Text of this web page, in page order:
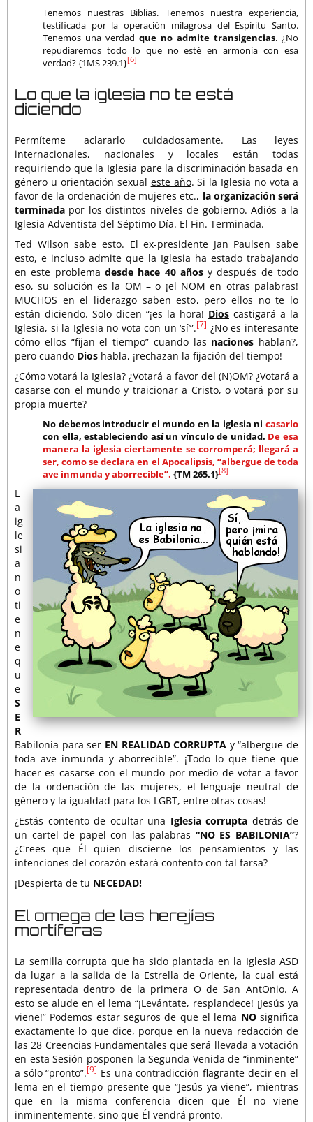
Tenemos nuestras Biblias. Tenemos nuestra experiencia,
testificada por la operación milagrosa del Espíritu Santo.
Tenemos una verdad que no admite transigencias. ¿No
repudiaremos todo lo que no esté en armonía con esa
verdad? {1MS 239.1}[6]
Lo que la iglesia no te está
diciendo
Permíteme aclararlo cuidadosamente. Las leyes
internacionales, nacionales y locales están todas
requiriendo que la Iglesia pare la discriminación basada en
género u orientación sexual este año. Si la Iglesia no vota a
favor de la ordenación de mujeres etc., la organización será
terminada por los distintos niveles de gobierno. Adiós a la
Iglesia Adventista del Séptimo Día. El Fin. Terminada.
Ted Wilson sabe esto. El ex-presidente Jan Paulsen sabe
esto, e incluso admite que la Iglesia ha estado trabajando
en este problema desde hace 40 añosy después de todo
eso, su solución es la OM – o ¡el NOM en otras palabras!
MUCHOS en el liderazgo saben esto, pero ellos no te lo
están diciendo. Solo dicen “¡es la hora! Dios castigará a la
Iglesia, si la Iglesia no vota con un ‘sí’”.[7] ¿No es interesante
cómo ellos “fijan el tiempo” cuando las naciones hablan?,
pero cuando Dios habla, ¡rechazan la fijación del tiempo!
¿Cómo votará la Iglesia? ¿Votará a favor del (N)OM? ¿Votará a
casarse con el mundo y traicionar a Cristo, o votará por su
propia muerte?
No debemos introducir el mundo en la iglesia ni casarlo
con ella, estableciendo así un vínculo de unidad. De esa
manera la iglesia ciertamente se corromperá; llegará a
ser, como se declara en el Apocalipsis, “albergue de toda
ave inmunda y aborrecible”. {TM 265.1}[8]
L
a
ig
le
si
a
n
o
ti
e
n
e
q
u
e
S
E
R
Babilonia para ser EN REALIDAD CORRUPTA y “albergue de
toda ave inmunda y aborrecible”. ¡Todo lo que tiene que
hacer es casarse con el mundo por medio de votar a favor
de la ordenación de las mujeres, el lenguaje neutral de
género y la igualdad para los LGBT, entre otras cosas!
¿Estás contento de ocultar una Iglesia corrupta detrás de
un cartel de papel con las palabras “NO ES BABILONIA”?
¿Crees que Él quien discierne los pensamientos y las
intenciones del corazón estará contento con tal farsa?
¡Despierta de tu NECEDAD!
El omega de las herejías
mortíferas
La semilla corrupta que ha sido plantada en la Iglesia ASD
da lugar a la salida de la Estrella de Oriente, la cual está
representada dentro de la primera O de San AntOnio. A
esto se alude en el lema “¡Levántate, resplandece! ¡Jesús ya
viene!” Podemos estar seguros de que el lema NOsignifica
exactamente lo que dice, porque en la nueva redacción de
las 28 Creencias Fundamentales que será llevada a votación
en esta Sesión posponen la Segunda Venida de “inminente”
a sólo “pronto”.[9] Es una contradicción flagrante decir en el
lema en el tiempo presente que “Jesús ya viene”, mientras
que en la misma conferencia dicen que Él no viene
inminentemente, sino que Él vendrá pronto.